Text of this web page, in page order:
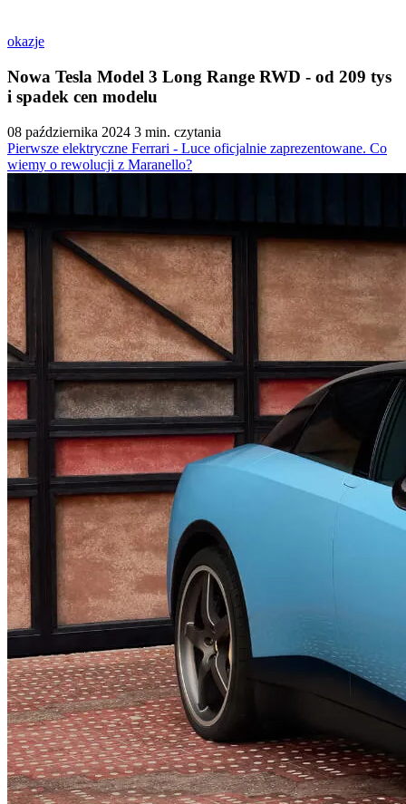
okazje
Nowa Tesla Model 3 Long Range RWD - od 209 tys
i spadek cen modelu
08 października 2024 3 min. czytania
Pierwsze elektryczne Ferrari - Luce oficjalnie zaprezentowane. Co
wiemy o rewolucji z Maranello?